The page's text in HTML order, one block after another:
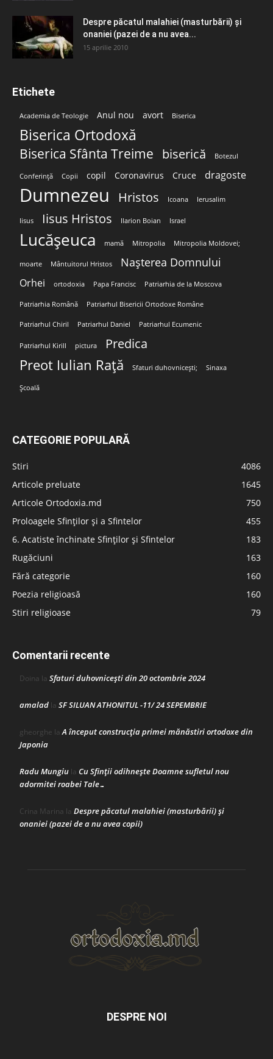
Despre păcatul malahiei (masturbării) şi
onaniei (pazei de a nu avea...
15 aprilie 2010
Etichete
Academia de Teologie Anul nou avort Biserica
Biserica Ortodoxă
Biserica Sfânta Treime biserică Botezul
Conferință Copii copil Coronavirus Cruce dragoste
Dumnezeu Hristos Icoana Ierusalim
Iisus Iisus Hristos Ilarion Boian Israel
Lucășeuca mamă Mitropolia Mitropolia Moldovei;
moarte Mântuitorul Hristos Nașterea Domnului
Orhei ortodoxia Papa Francisc Patriarhia de la Moscova
Patriarhia Română Patriarhul Bisericii Ortodoxe Române
Patriarhul Chiril Patriarhul Daniel Patriarhul Ecumenic
Patriarhul Kirill pictura Predica
Preot Iulian Rață Sfaturi duhovnicești; Sinaxa
Școală
CATEGORIE POPULARĂ
Stiri
4086
Articole preluate
1645
Articole Ortodoxia.md
750
Proloagele Sfinților și a Sfintelor
455
6. Acatiste închinate Sfinților și Sfintelor
183
Rugăciuni
163
Fără categorie
160
Poezia religioasă
160
Stiri religioase
79
Comentarii recente
Doina la Sfaturi duhovnicești din 20 octombrie 2024
amalad la SF SILUAN ATHONITUL -11/ 24 SEPEMBRIE
gheorghe laA început construcţia primei mănăstiri ortodoxe din
Japonia
Radu Mungiu la Cu Sfinții odihnește Doamne sufletul nou
adormitei roabei Tale…
Crina Marina la Despre păcatul malahiei (masturbării) şi
onaniei (pazei de a nu avea copii)
DESPRE NOI